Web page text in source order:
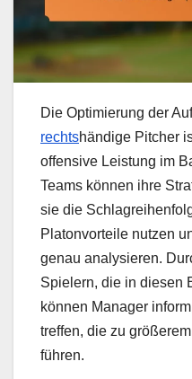
Die Optimierung der
rechtshändige Pitcher
offensive Leistung im
Teams können ihre
sie die
Platonvorteile nutzen
genau analysieren.
Spielern, die in diesen
können Manager
treffen, die zu
führen.